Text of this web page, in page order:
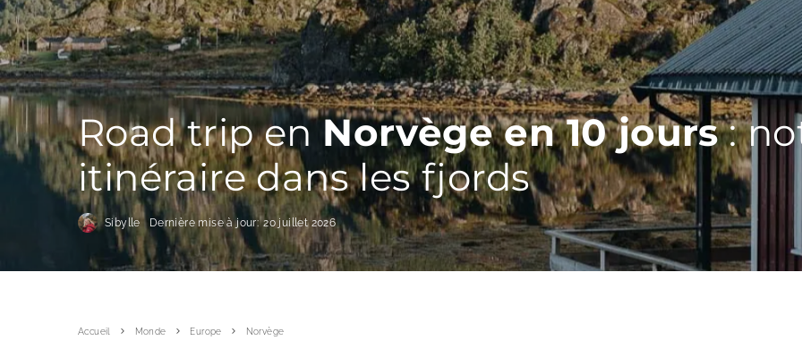
Road trip enNorvège en 10 jours:
itinéraire dans les fjords
Sibylle Dernière mise à jour: 20 juillet 2026
Accueil Monde Europe Norvège